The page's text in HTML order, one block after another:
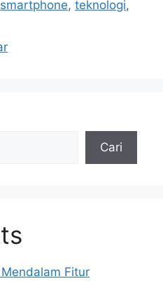
smartphone,teknologi,
Cari
Fitur